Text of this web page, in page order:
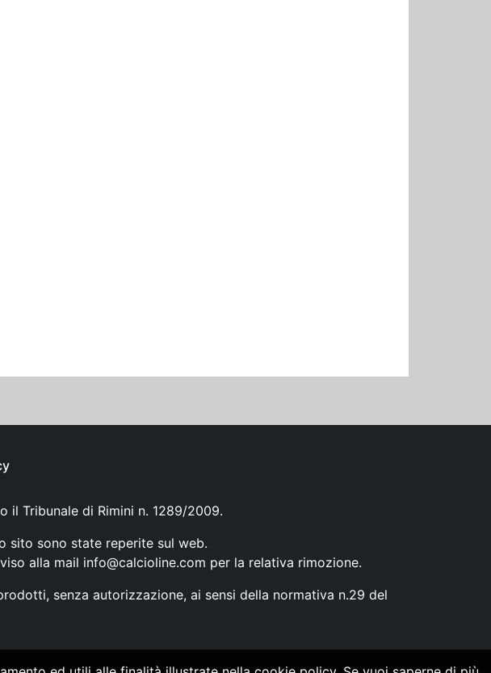
il Tribunale di Rimini n. 1289/2009.
sito sono state reperite sul web.
alla mail info@calcioline.com per la relativa rimozione.
senza autorizzazione, ai sensi della normativa n.29 del